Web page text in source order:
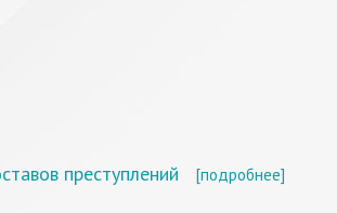
преступлений [подробнее]